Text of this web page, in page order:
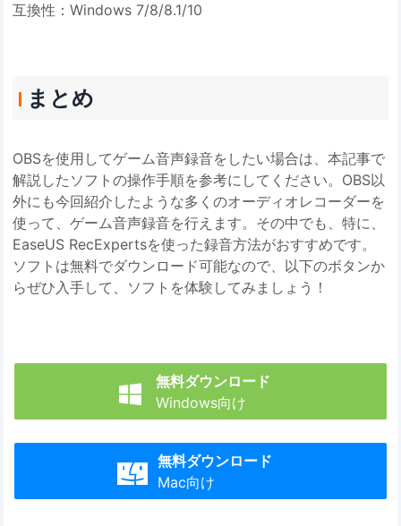
互換性：Windows 7/8/8.1/10
まとめ
OBSを使用してゲーム音声録音をしたい場合は、本記事で
解説したソフトの操作手順を参考にしてください。OBS以
外にも今回紹介したような多くのオーディオレコーダーを
使って、ゲーム音声録音を行えます。その中でも、特に、
EaseUS RecExpertsを使った録音方法がおすすめです。
ソフトは無料でダウンロード可能なので、以下のボタンか
らぜひ入手して、ソフトを体験してみましょう！

無料ダウンロード
Windows向け

無料ダウンロード
Mac向け